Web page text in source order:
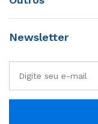
Newsletter